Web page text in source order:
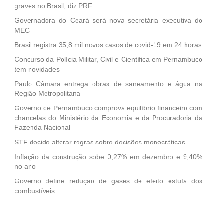
graves no Brasil, diz PRF
Governadora do Ceará será nova secretária executiva do
MEC
Brasil registra 35,8 mil novos casos de covid-19 em 24 horas
Concurso da Polícia Militar, Civil e Científica em Pernambuco
tem novidades
Paulo Câmara entrega obras de saneamento e água na
Região Metropolitana
Governo de Pernambuco comprova equilíbrio financeiro com
chancelas do Ministério da Economia e da Procuradoria da
Fazenda Nacional
STF decide alterar regras sobre decisões monocráticas
Inflação da construção sobe 0,27% em dezembro e 9,40%
no ano
Governo define redução de gases de efeito estufa dos
combustíveis